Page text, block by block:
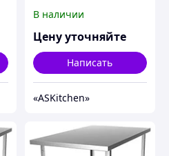
полки ASKitchen ASKO-
4/6
В наличии
Цену уточняйте
Написать
«ASKitсhen»